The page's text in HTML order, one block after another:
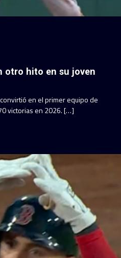
otro hito en su joven
en el primer equipo de
victorias en 2026. […]